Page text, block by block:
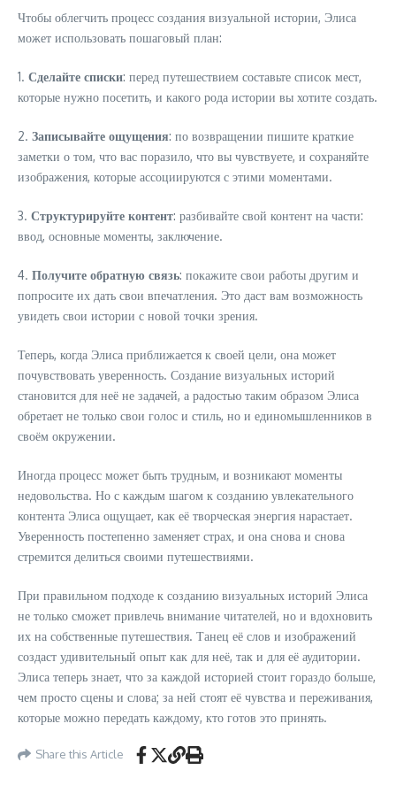
Чтобы облегчить процесс создания визуальной истории, Элиса
может использовать пошаговый план:
1. Сделайте списки: перед путешествием составьте список мест,
которые нужно посетить, и какого рода истории вы хотите создать.
2. Записывайте ощущения: по возвращении пишите краткие
заметки о том, что вас поразило, что вы чувствуете, и сохраняйте
изображения, которые ассоциируются с этими моментами.
3. Структурируйте контент: разбивайте свой контент на части:
ввод, основные моменты, заключение.
4. Получите обратную связь: покажите свои работы другим и
попросите их дать свои впечатления. Это даст вам возможность
увидеть свои истории с новой точки зрения.
Теперь, когда Элиса приближается к своей цели, она может
почувствовать уверенность. Создание визуальных историй
становится для неё не задачей, а радостью таким образом Элиса
обретает не только свои голос и стиль, но и единомышленников в
своём окружении.
Иногда процесс может быть трудным, и возникают моменты
недовольства. Но с каждым шагом к созданию увлекательного
контента Элиса ощущает, как её творческая энергия нарастает.
Уверенность постепенно заменяет страх, и она снова и снова
стремится делиться своими путешествиями.
При правильном подходе к созданию визуальных историй Элиса
не только сможет привлечь внимание читателей, но и вдохновить
их на собственные путешествия. Танец её слов и изображений
создаст удивительный опыт как для неё, так и для её аудитории.
Элиса теперь знает, что за каждой историей стоит гораздо больше,
чем просто сцены и слова; за ней стоят её чувства и переживания,
которые можно передать каждому, кто готов это принять.
Share this Article